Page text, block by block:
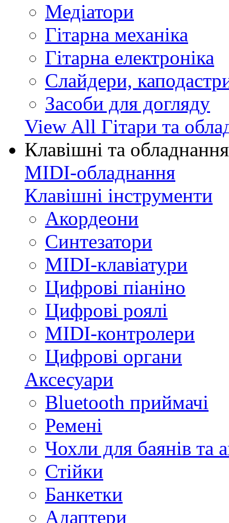
Медіатори
Гітарна механіка
Гітарна електроніка
Слайдери,
Засоби для догляду
View All Гітари та
Клавішні та обладнання
MIDI-обладнання
Клавішні інструменти
Акордеони
Синтезатори
MIDI-клавіатури
Цифрові піаніно
Цифрові роялі
MIDI-контролери
Цифрові органи
Аксесуари
Bluetooth приймачі
Ремені
Чохли для баянів та
Стійки
Банкетки
Адаптери